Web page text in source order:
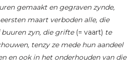
gemaakt en gegraven zynde,
maart verboden alle, die
zyn, die grifte (= vaart) te
tenzy ze mede hun aandeel
en ook in het onderhouden van die